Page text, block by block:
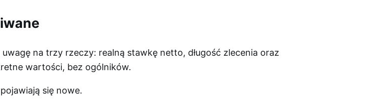
na trzy rzeczy: realną stawkę netto, długość zlecenia oraz
wartości, bez ogólników.
się nowe.